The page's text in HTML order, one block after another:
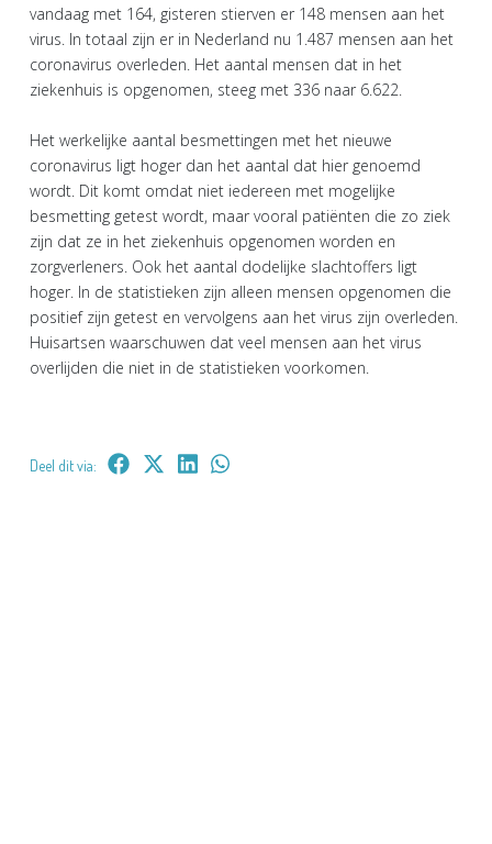
vandaag met 164, gisteren stierven er 148 mensen aan het
virus. In totaal zijn er in Nederland nu 1.487 mensen aan het
coronavirus overleden. Het aantal mensen dat in het
ziekenhuis is opgenomen, steeg met 336 naar 6.622.
Het werkelijke aantal besmettingen met het nieuwe
coronavirus ligt hoger dan het aantal dat hier genoemd
wordt. Dit komt omdat niet iedereen met mogelijke
besmetting getest wordt, maar vooral patiënten die zo ziek
zijn dat ze in het ziekenhuis opgenomen worden en
zorgverleners. Ook het aantal dodelijke slachtoffers ligt
hoger. In de statistieken zijn alleen mensen opgenomen die
positief zijn getest en vervolgens aan het virus zijn overleden.
Huisartsen waarschuwen dat veel mensen aan het virus
overlijden die niet in de statistieken voorkomen.
Deel dit via: